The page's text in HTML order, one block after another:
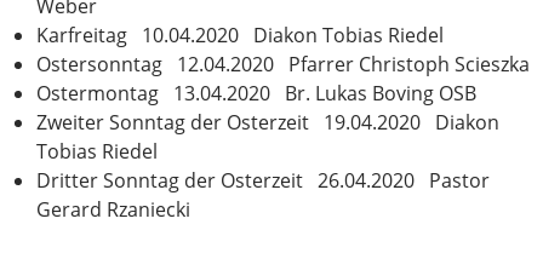
Weber
Karfreitag 10.04.2020 Diakon Tobias Riedel
Ostersonntag 12.04.2020 Pfarrer Christoph Scieszka
Ostermontag 13.04.2020 Br. Lukas Boving OSB
Zweiter Sonntag der Osterzeit 19.04.2020 Diakon
Tobias Riedel
Dritter Sonntag der Osterzeit 26.04.2020 Pastor
Gerard Rzaniecki